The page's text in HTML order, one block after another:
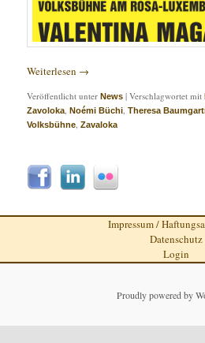
Weiterlesen →
Veröffentlicht unter News |Verschlagwortet mit
Zavoloka ,Noémi Büchi ,Theresa
Volksbühne ,Zavaloka
Impressum /
Datenschutz
Login
Proudly powered by